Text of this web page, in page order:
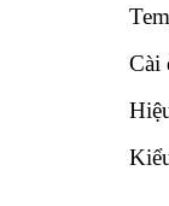
Cài